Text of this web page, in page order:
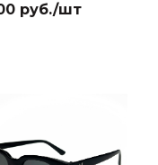
руб./шт